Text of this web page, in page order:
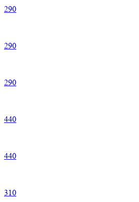
290
290
290
440
440
310